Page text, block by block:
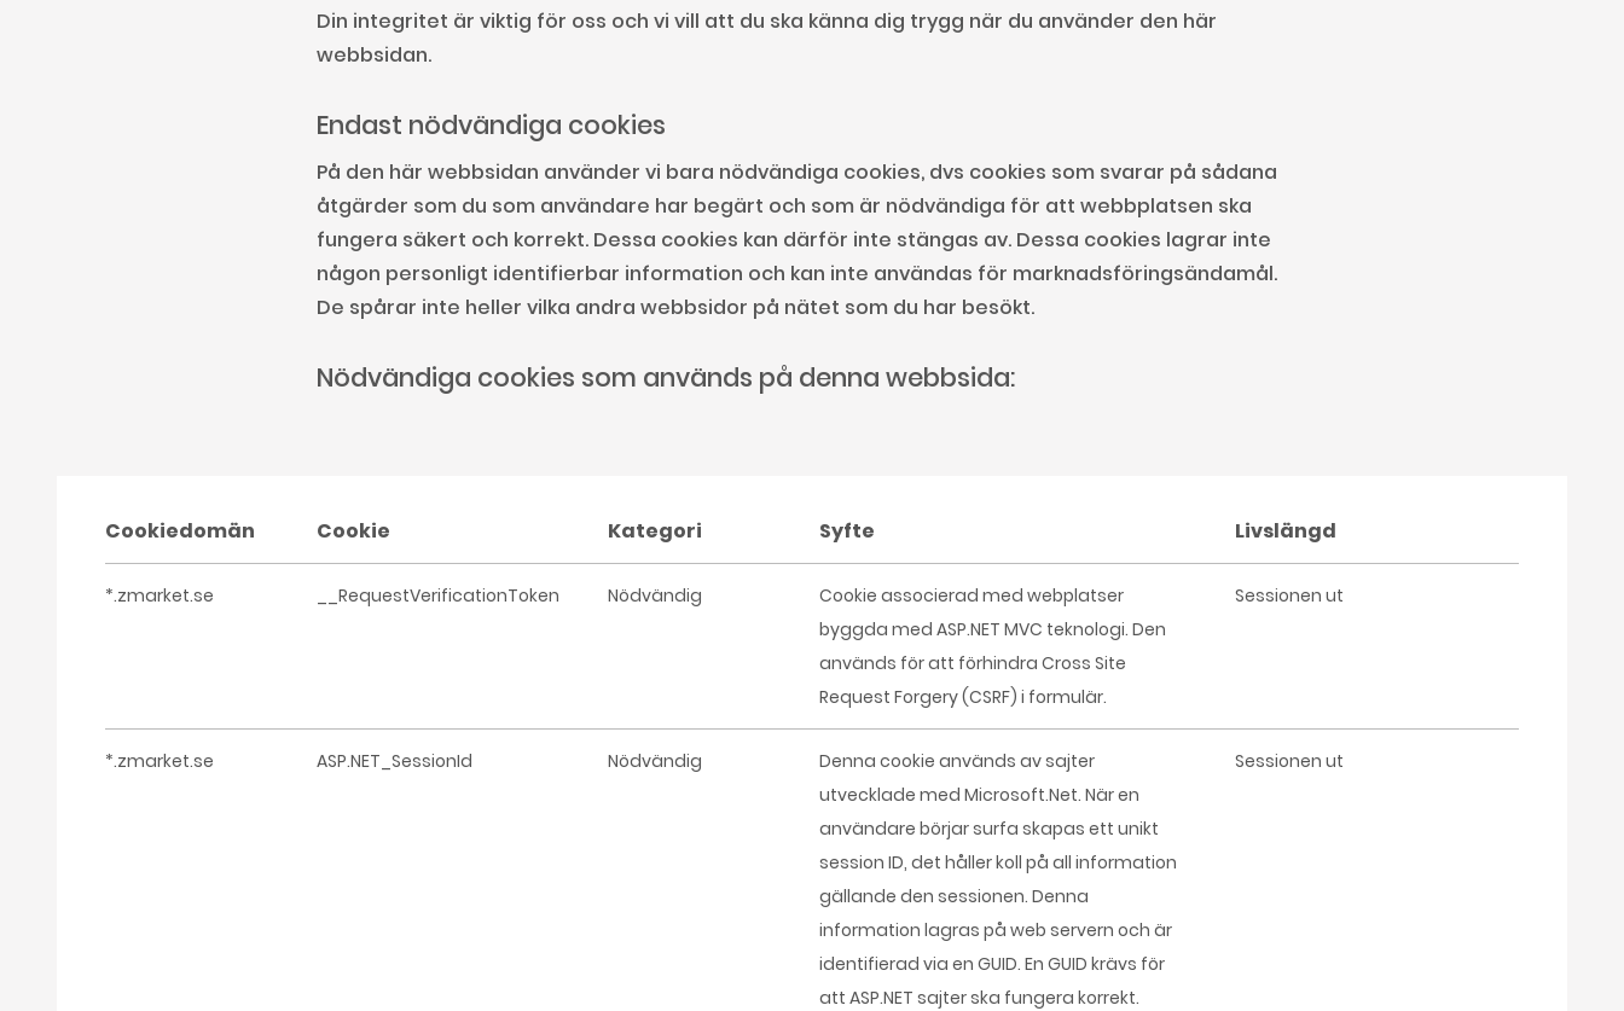
Din integritet är viktig för oss och vi vill att du ska känna dig trygg när du använder den här
webbsidan.
Endast nödvändiga cookies
På den här webbsidan använder vi bara nödvändiga cookies, dvs cookies som svarar på sådana
åtgärder som du som användare har begärt och som är nödvändiga för att webbplatsen ska
fungera säkert och korrekt. Dessa cookies kan därför inte stängas av. Dessa cookies lagrar inte
någon personligt identifierbar information och kan inte användas för marknadsföringsändamål.
De spårar inte heller vilka andra webbsidor på nätet som du har besökt.
Nödvändiga cookies som används på denna webbsida:
Cookiedomän Cookie Kategori Syfte Livslängd
*.zmarket.se __RequestVerificationToken Nödvändig
Cookie associerad med webplatser
byggda med ASP.NET MVC teknologi. Den
används för att förhindra Cross Site
Request Forgery (CSRF) i formulär.
Sessionen ut
*.zmarket.se ASP.NET_SessionId Nödvändig
Denna cookie används av sajter
utvecklade med Microsoft.Net. När en
användare börjar surfa skapas ett unikt
session ID, det håller koll på all information
gällande den sessionen. Denna
information lagras på web servern och är
identifierad via en GUID. En GUID krävs för
att ASP.NET sajter ska fungera korrekt.
Sessionen ut